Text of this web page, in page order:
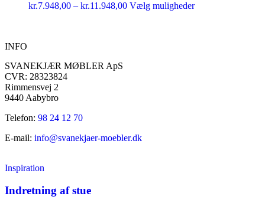
kr.7.948,00 – kr.11.948,00 Vælg muligheder
INFO
SVANEKJÆR MØBLER ApS
CVR: 28323824
Rimmensvej 2
9440 Aabybro
Telefon: 98 24 12 70
E-mail: info@svanekjaer-moebler.dk
Inspiration
Indretning af stue